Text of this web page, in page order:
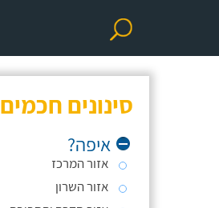
סינונים חכמים
איפה?
אזור המרכז
אזור השרון